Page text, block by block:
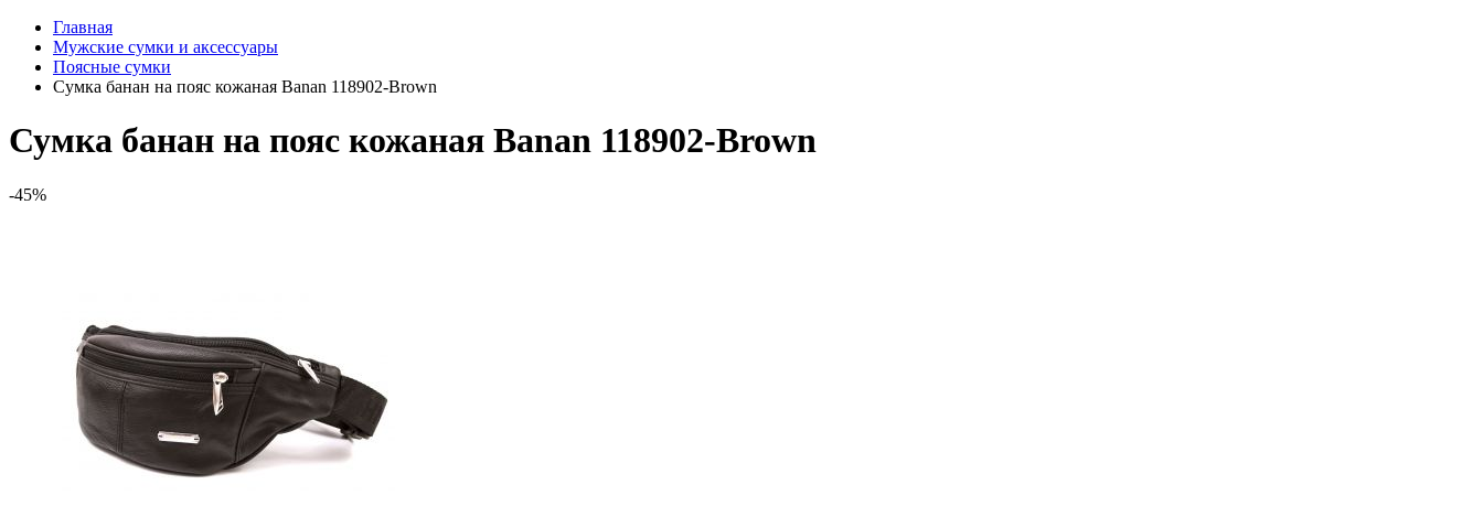
Главная
Мужские сумки и аксессуары
Поясные сумки
Сумка банан на пояс кожаная Banan 118902-Brown
Сумка банан на пояс кожаная Banan 118902-Brown
-45%